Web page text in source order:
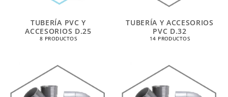
TUBERÍA PVC Y
ACCESORIOS D.25
8 PRODUCTOS
TUBERÍA Y ACCESORIOS
PVC D.32
14 PRODUCTOS